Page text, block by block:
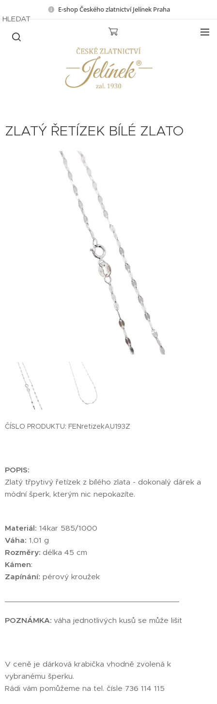
E-shop Českého zlatnictví Jelínek Praha
HLEDAT
ZLATÝ ŘETÍZEK BÍLÉ ZLATO
ČÍSLO PRODUKTU: FENretizekAU193Z
POPIS:
Zlatý třpytivý řetízek z bílého zlata - dokonalý dárek a
módní šperk, kterým nic nepokazíte.
Materiál: 14kar 585/1000
Váha: 1,01 g
Rozměry: délka 45 cm
Kámen:
Zapínání: pérový kroužek
POZNÁMKA: váha jednotlivých kusů se může lišit
V ceně je dárková krabička vhodně zvolená k
vybranému šperku.
Rádi vám pomůžeme na tel. čísle 736 114 115